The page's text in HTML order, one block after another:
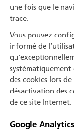
une fois que le
trace.
Vous pouvez
informé de
systématiquement
des cookies lors
désactivation des
de ce site Internet.
Google Analytics